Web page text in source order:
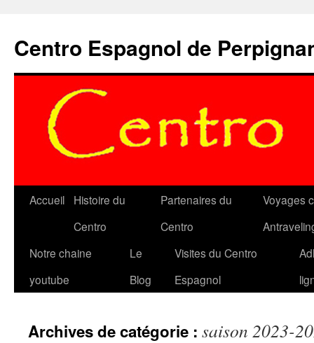
contenu
Centro Espagnol de
Accueil
Histoire du
Centro
Partenaires du
Centro
Voyages
Notre chaine
youtube
Le
Blog
Visites du Centro
Espagnol
Archives de catégorie : saison 2023-